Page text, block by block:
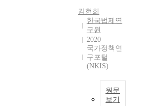
김현희
한국법제연
구원
2020
국가정책연
구포털
(NKIS)
원문
보기